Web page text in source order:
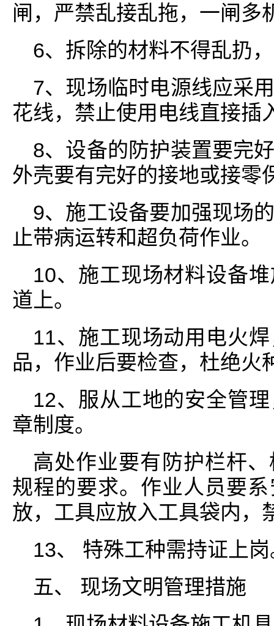
闸，严禁乱接乱拖，一闸多
6、拆除的材料不得乱扔
7、现场临时电源线应采
花线，禁止使用电线直接插
8、设备的防护装置要完
外壳要有完好的接地或接零
9、施工设备要加强现场
止带病运转和超负荷作业。
10、施工现场材料设备
道上。
11、施工现场动用电火
品，作业后要检查，杜绝火
12、服从工地的安全管
章制度。
高处作业要有防护栏杆
规程的要求。作业人员要
放，工具应放入工具袋内，
13、 特殊工种需持证上
五、 现场文明管理措施